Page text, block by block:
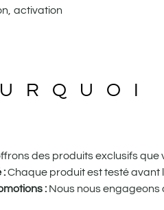
activation
des produits exclusifs que
:Chaque produit est testé avant
: Nous nous engageons